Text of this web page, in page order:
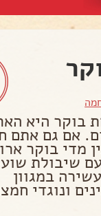
בוקר היא
אם גם אתם
מדי בוקר
שיבולת
במגוון
ונוגדי